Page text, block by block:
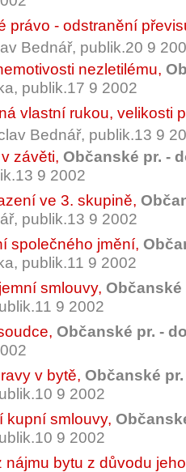
právo - odstranění
Bednář, publik.20 9
nezletilému,
publik.17 9 2002
vlastní rukou, velikosti
Bednář, publik.13 9
závěti, Občanské pr. -
9 2002
ve 3. skupině,
publik.13 9 2002
společného jmění,
publik.11 9 2002
smlouvy, Občanské
9 2002
, Občanské pr. -
v bytě, Občanské
9 2002
kupní smlouvy,
9 2002
nájmu bytu z důvodu